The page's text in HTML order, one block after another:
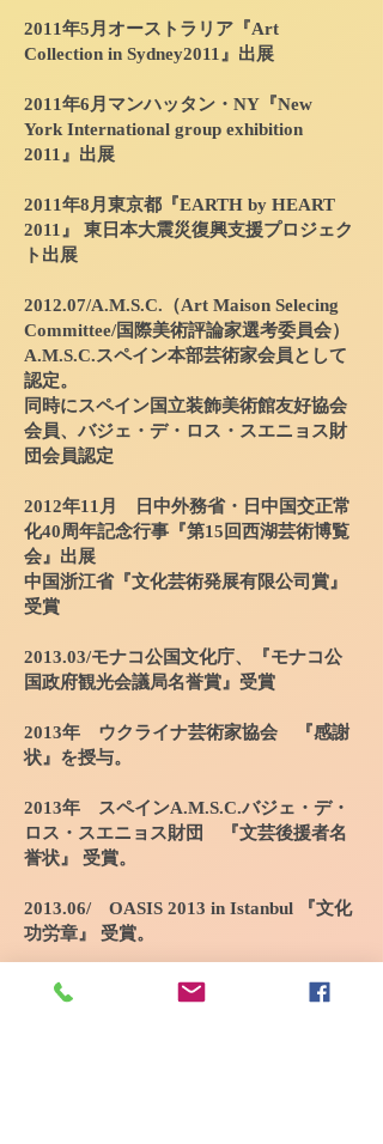
2011年5月オーストラリア『Art
Collection in Sydney2011』出展
2011年6月マンハッタン・NY『New
York International group exhibition
2011』出展
2011年8月東京都『EARTH by HEART
2011』 東日本大震災復興支援プロジェク
ト出展
2012.07/A.M.S.C.（Art Maison Selecing
Committee/国際美術評論家選考委員会）
A.M.S.C.スペイン本部芸術家会員として
認定。
同時にスペイン国立装飾美術館友好協会
会員、バジェ・デ・ロス・スエニョス財
団会員認定
2012年11月 日中外務省・日中国交正常
化40周年記念行事『第15回西湖芸術博覧
会』出展
中国浙江省『文化芸術発展有限公司賞』
受賞
2013.03/モナコ公国文化庁、『モナコ公
国政府観光会議局名誉賞』受賞
2013年 ウクライナ芸術家協会 『感謝
状』を授与。
2013年 スペインA.M.S.C.バジェ・デ・
ロス・スエニョス財団 『文芸後援者名
誉状』 受賞。
2013.06/ OASIS 2013 in Istanbul 『文化
功労章』 受賞。
2013.06/ 『国際平和美術会会員』 と
して認定。